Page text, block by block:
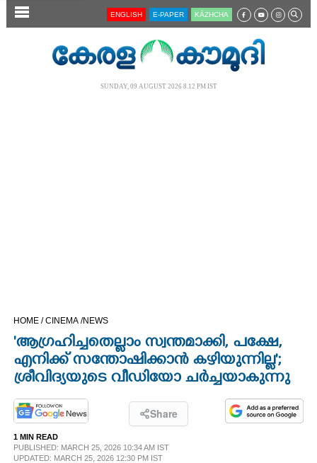
SECTIONS
OPINION
PHOTOS
LIFESTYLE
ENGLISH E-PAPER KĀZHCHA
SUNDAY, 09 AUGUST 2026 8.12 PM IST
HOME /CINEMA /NEWS
'ആഗ്രഹിച്ചതെല്ലാം സ്വന്തമാക്കി, പക്ഷേ,
എനിക്ക് സന്തോഷിക്കാൻ കഴിയുന്നില്ല';
ശ്രീവിദ്യയുടെ വീഡിയോ ചർച്ചയാകുന്നു
Share
1 MIN READ
PUBLISHED: MARCH 25, 2026 10:34 AM IST
UPDATED: MARCH 25, 2026 12:30 PM IST